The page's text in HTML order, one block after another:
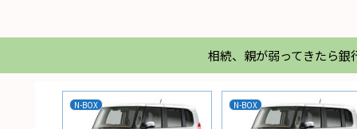
相続、親が弱ってきたら銀
N-BOX N-BOX